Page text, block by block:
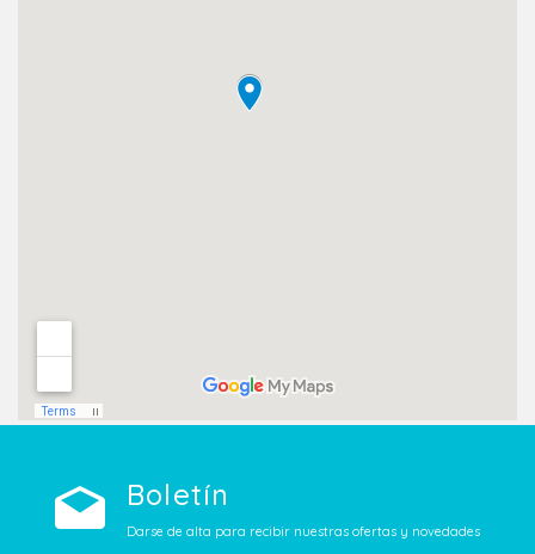
Boletín
Darse de alta para recibir nuestras ofertas y novedades